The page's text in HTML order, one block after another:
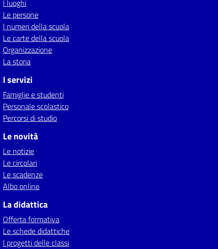
I luoghi
Le persone
I numeri della scuola
Le carte della scuola
Organizzazione
La storia
I servizi
Famiglie e studenti
Personale scolastico
Percorsi di studio
Le novità
Le notizie
Le circolari
Le scadenze
Albo online
La didattica
Offerta formativa
Le schede didattiche
I progetti delle classi